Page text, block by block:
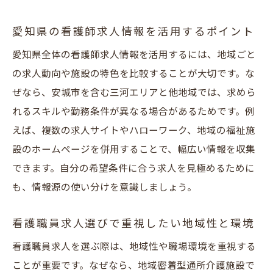
愛知県の看護師求人情報を活用するポイント
愛知県全体の看護師求人情報を活用するには、地域ごと
の求人動向や施設の特色を比較することが大切です。な
ぜなら、安城市を含む三河エリアと他地域では、求めら
れるスキルや勤務条件が異なる場合があるためです。例
えば、複数の求人サイトやハローワーク、地域の福祉施
設のホームページを併用することで、幅広い情報を収集
できます。自分の希望条件に合う求人を見極めるために
も、情報源の使い分けを意識しましょう。
看護職員求人選びで重視したい地域性と環境
看護職員求人を選ぶ際は、地域性や職場環境を重視する
ことが重要です。なぜなら、地域密着型通所介護施設で